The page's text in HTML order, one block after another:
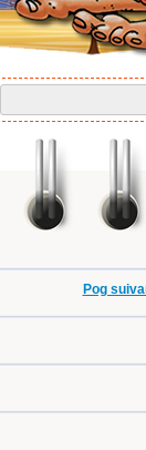
Pog